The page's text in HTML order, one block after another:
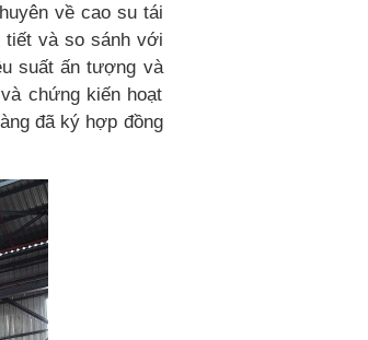
về cao su tái
tiết và so sánh với
suất ấn tượng và
chứng kiến hoạt
đã ký hợp đồng